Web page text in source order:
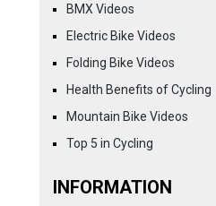
BMX Videos
Electric Bike Videos
Folding Bike Videos
Health Benefits of Cycling
Mountain Bike Videos
Top 5 in Cycling
INFORMATION